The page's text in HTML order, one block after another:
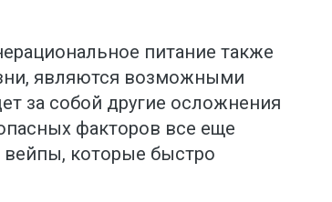
питание также
являются возможными
за собой другие осложнения
факторов все еще
вейпы, которые быстро